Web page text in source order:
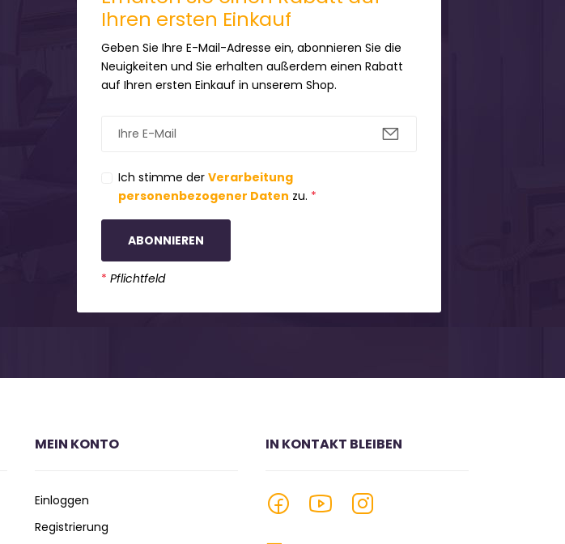
Ihren ersten Einkauf
Geben Sie Ihre E-Mail-Adresse ein, abonnieren Sie die
Neuigkeiten und Sie erhalten außerdem einen Rabatt
auf Ihren ersten Einkauf in unserem Shop.
Ich stimme der Verarbeitung
personenbezogener Daten zu. *
ABONNIEREN
* Pflichtfeld
MEIN KONTO
Einloggen
Registrierung
IN KONTAKT BLEIBEN